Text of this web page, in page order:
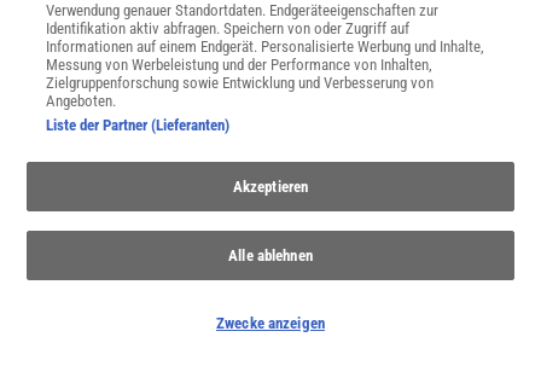
SERVICES
Newsletter
Widerruf
Verwendung genauer Standortdaten. Endgeräteeigenschaften zur
Identifikation aktiv abfragen. Speichern von oder Zugriff auf
Informationen auf einem Endgerät. Personalisierte Werbung und Inhalte,
Messung von Werbeleistung und der Performance von Inhalten,
Zielgruppenforschung sowie Entwicklung und Verbesserung von
Angeboten.
Liste der Partner (Lieferanten)
Akzeptieren
Alle ablehnen
Zwecke anzeigen